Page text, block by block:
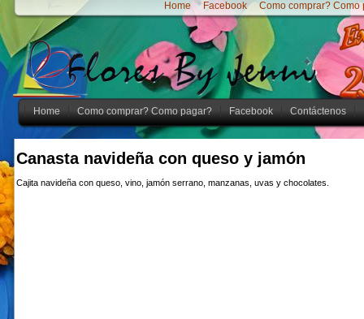
Home Facebook Como comprar? Como
Home Como comprar? Como pagar? Facebook Contáctenos
Canasta navideña con queso y jamón
Cajita navideña con queso, vino, jamón serrano, manzanas, uvas y chocolates.